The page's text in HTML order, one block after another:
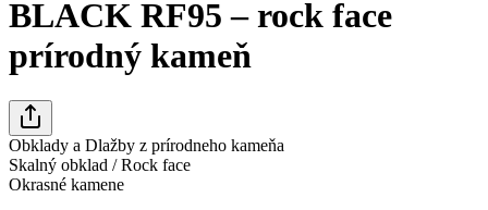
BLACK RF95 – rock face
prírodný kameň
Obklady a Dlažby z prírodneho kameňa
Skalný obklad / Rock face
Okrasné kamene